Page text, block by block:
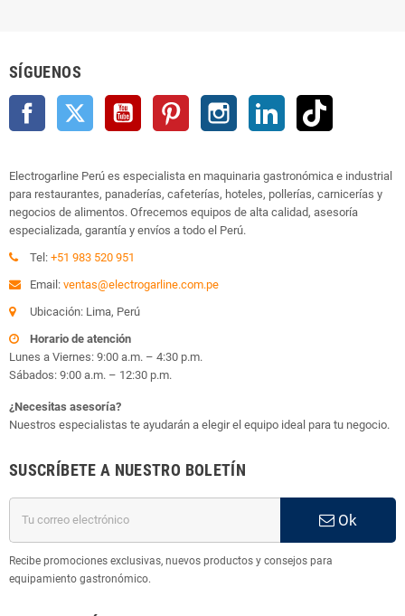
SÍGUENOS
Facebook Twitter YouTube Pinterest Instagram LinkedIn
Electrogarline Perú es especialista en maquinaria gastronómica e industrial
para restaurantes, panaderías, cafeterías, hoteles, pollerías, carnicerías y
negocios de alimentos. Ofrecemos equipos de alta calidad, asesoría
especializada, garantía y envíos a todo el Perú.
Tel: +51 983 520 951
Email: ventas@electrogarline.com.pe
Ubicación: Lima, Perú
Horario de atención
Lunes a Viernes: 9:00 a.m. – 4:30 p.m.
Sábados: 9:00 a.m. – 12:30 p.m.
¿Necesitas asesoría?
Nuestros especialistas te ayudarán a elegir el equipo ideal para tu negocio.
SUSCRÍBETE A NUESTRO BOLETÍN
Ok
Recibe promociones exclusivas, nuevos productos y consejos para
equipamiento gastronómico.